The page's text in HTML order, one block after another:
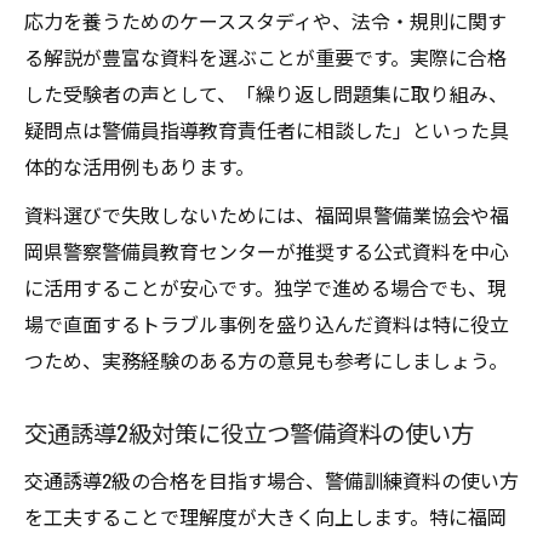
応力を養うためのケーススタディや、法令・規則に関す
る解説が豊富な資料を選ぶことが重要です。実際に合格
した受験者の声として、「繰り返し問題集に取り組み、
疑問点は警備員指導教育責任者に相談した」といった具
体的な活用例もあります。
資料選びで失敗しないためには、福岡県警備業協会や福
岡県警察警備員教育センターが推奨する公式資料を中心
に活用することが安心です。独学で進める場合でも、現
場で直面するトラブル事例を盛り込んだ資料は特に役立
つため、実務経験のある方の意見も参考にしましょう。
交通誘導2級対策に役立つ警備資料の使い方
交通誘導2級の合格を目指す場合、警備訓練資料の使い方
を工夫することで理解度が大きく向上します。特に福岡